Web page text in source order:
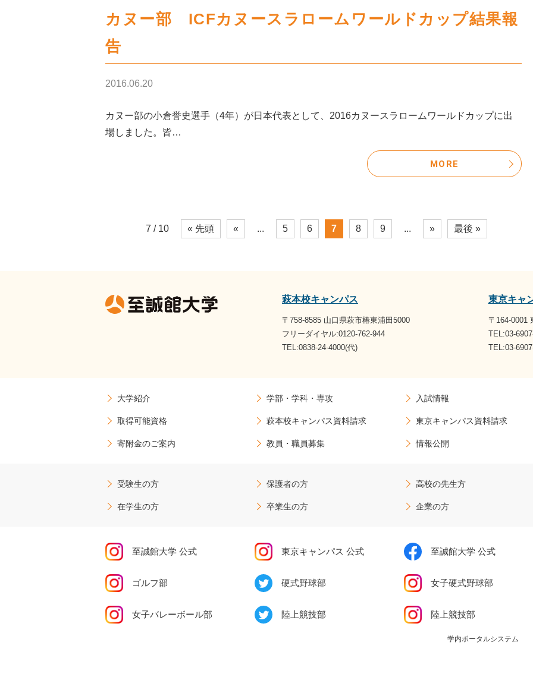
カヌー部 ICFカヌースラロームワールドカップ結果報
告
2016.06.20
カヌー部の小倉誉史選手（4年）が日本代表として、2016カヌースラロームワールドカップに出
場しました。皆…
MORE
7 / 10 « 先頭 « ... 5 6 7 8 9 ... » 最後 »
萩本校キャンパス
〒758-8585 山口県萩市椿東浦田5000
フリーダイヤル:0120-762-944
TEL:0838-24-4000(代)
東京キャ
〒164-0001
TEL:03-
TEL:03-
大学紹介 学部・学科・専攻 入試情報
取得可能資格 萩本校キャンパス資料請求 東京キャンパス資料請求
寄附金のご案内 教員・職員募集 情報公開
受験生の方 保護者の方 高校の先生方
在学生の方 卒業生の方 企業の方
至誠館大学 公式 東京キャンパス 公式 至誠館大学 公式
ゴルフ部 硬式野球部 女子硬式野球部
女子バレーボール部 陸上競技部 陸上競技部
学内ポータルシステム